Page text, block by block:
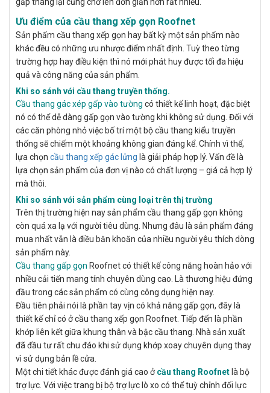
Ưu điểm của cầu thang xếp gọn Roofnet
Sản phẩm cầu thang xếp gọn hay bất kỳ một sản phẩm nào
khác đều có những ưu nhược điểm nhất định. Tuỳ theo từng
trường hợp hay điều kiện thì nó mới phát huy được tối đa hiệu
quả và công năng của sản phẩm.
Khi so sánh với cầu thang truyền thống.
Cầu thang gác xép gấp vào tường có thiết kế linh hoạt, đặc biệt
nó có thể dễ dàng gấp gọn vào tường khi không sử dụng. Đối với
các căn phòng nhỏ việc bố trí một bộ cầu thang kiểu truyền
thống sẽ chiếm một khoảng không gian đáng kể. Chính vì thế,
lựa chọn cầu thang xếp gác lửng là giải pháp hợp lý. Vấn đề là
lựa chọn sản phẩm của đơn vị nào có chất lượng – giá cả hợp lý
mà thôi.
Khi so sánh với sản phẩm cùng loại trên thị trường
Trên thị trường hiện nay sản phẩm cầu thang gấp gọn không
còn quá xa lạ với người tiêu dùng. Nhưng đâu là sản phẩm đáng
mua nhất vẫn là điều băn khoăn của nhiều người yêu thích dòng
sản phẩm này.
Cầu thang gấp gọn Roofnet có thiết kế công năng hoàn hảo với
nhiều cải tiến mang tính chuyên dùng cao. Là thương hiệu đứng
đầu trong các sản phẩm có cùng công dụng hiện nay.
Đầu tiên phải nói là phần tay vịn có khả năng gấp gọn, đây là
thiết kế chỉ có ở cầu thang xếp gọn Roofnet. Tiếp đến là phần
khớp liên kết giữa khung thân và bậc cầu thang. Nhà sản xuất
đã đầu tư rất chu đáo khi sử dụng khớp xoay chuyên dụng thay
vì sử dụng bản lề cửa.
Một chi tiết khác được đánh giá cao ởcầu thang Roofnet là bộ
trợ lực. Với việc trang bị bộ trợ lực lò xo có thể tuỳ chỉnh đối lực